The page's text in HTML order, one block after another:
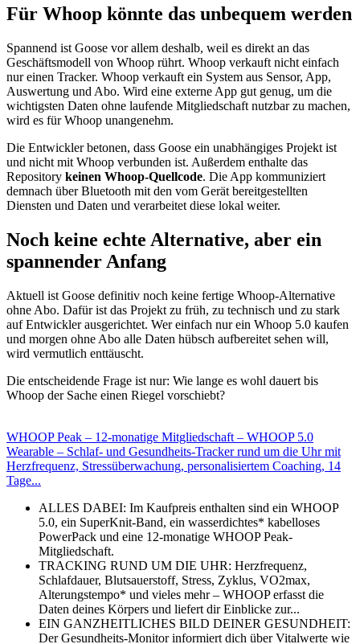
Für Whoop könnte das unbequem werden
Spannend ist Goose vor allem deshalb, weil es direkt an das
Geschäftsmodell von Whoop rührt. Whoop verkauft nicht einfach
nur einen Tracker. Whoop verkauft ein System aus Sensor, App,
Auswertung und Abo. Wird eine externe App gut genug, um die
wichtigsten Daten ohne laufende Mitgliedschaft nutzbar zu machen,
wird es für Whoop unangenehm.
Die Entwickler betonen, dass Goose ein unabhängiges Projekt ist
und nicht mit Whoop verbunden ist. Außerdem enthalte das
Repository keinen Whoop-Quellcode. Die App kommuniziert
demnach über Bluetooth mit den vom Gerät bereitgestellten
Diensten und Daten und verarbeitet diese lokal weiter.
Noch keine echte Alternative, aber ein
spannender Anfang
Aktuell ist Goose definitiv noch keine fertige Whoop-Alternative
ohne Abo. Dafür ist das Projekt zu früh, zu technisch und zu stark
auf Entwickler ausgerichtet. Wer einfach nur ein Whoop 5.0 kaufen
und morgen ohne Abo alle Daten hübsch aufbereitet sehen will,
wird vermutlich enttäuscht.
Die entscheidende Frage ist nur: Wie lange es wohl dauert bis
Whoop der Sache einen Riegel vorschiebt?
WHOOP Peak – 12-monatige Mitgliedschaft – WHOOP 5.0
Wearable – Schlaf- und Gesundheits-Tracker rund um die Uhr mit
Herzfrequenz, Stressüberwachung, personalisiertem Coaching, 14
Tage...
ALLES DABEI: Im Kaufpreis enthalten sind ein WHOOP
5.0, ein SuperKnit-Band, ein wasserdichtes* kabelloses
PowerPack und eine 12-monatige WHOOP Peak-
Mitgliedschaft.
TRACKING RUND UM DIE UHR: Herzfrequenz,
Schlafdauer, Blutsauerstoff, Stress, Zyklus, VO2max,
Alterungstempo* und vieles mehr – WHOOP erfasst die
Daten deines Körpers und liefert dir Einblicke zur...
EIN GANZHEITLICHES BILD DEINER GESUNDHEIT:
Der Gesundheits-Monitor informiert dich über Vitalwerte wie